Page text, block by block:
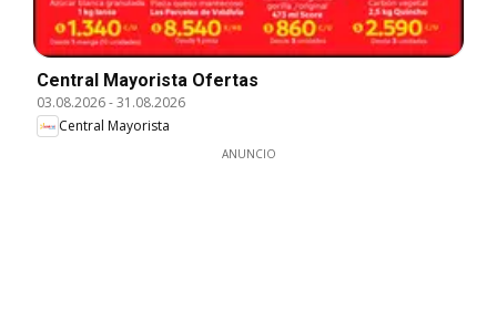
Central Mayorista Ofertas
03.08.2026-31.08.2026
Central Mayorista
ANUNCIO